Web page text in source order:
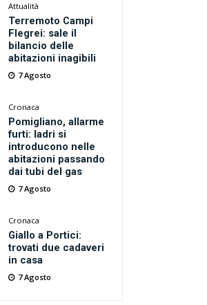
Attualità
Terremoto Campi
Flegrei: sale il
bilancio delle
abitazioni inagibili
7 Agosto
Cronaca
Pomigliano, allarme
furti: ladri si
introducono nelle
abitazioni passando
dai tubi del gas
7 Agosto
Cronaca
Giallo a Portici:
trovati due cadaveri
in casa
7 Agosto